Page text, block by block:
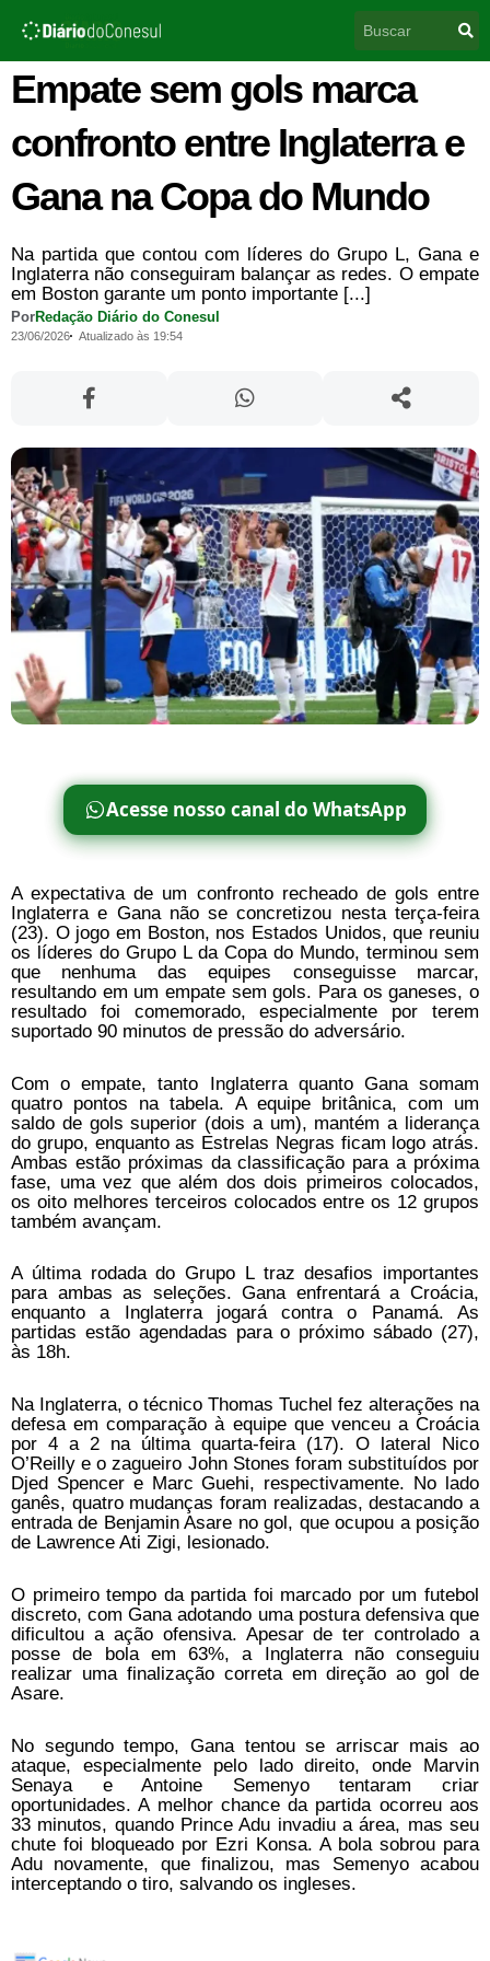
para
conteúdo
Empate sem gols marca
confronto entre Inglaterra e
Gana na Copa do Mundo
Na partida que contou com líderes do Grupo L, Gana e
Inglaterra não conseguiram balançar as redes. O empate
em Boston garante um ponto importante [...]
PorRedação Diário do Conesul
23/06/2026 Atualizado às 19:54
Acesse nosso canal do WhatsApp
A expectativa de um confronto recheado de gols entre
Inglaterra e Gana não se concretizou nesta terça-feira
(23). O jogo em Boston, nos Estados Unidos, que reuniu
os líderes do Grupo L da Copa do Mundo, terminou sem
que nenhuma das equipes conseguisse marcar,
resultando em um empate sem gols. Para os ganeses, o
resultado foi comemorado, especialmente por terem
suportado 90 minutos de pressão do adversário.
Com o empate, tanto Inglaterra quanto Gana somam
quatro pontos na tabela. A equipe britânica, com um
saldo de gols superior (dois a um), mantém a liderança
do grupo, enquanto as Estrelas Negras ficam logo atrás.
Ambas estão próximas da classificação para a próxima
fase, uma vez que além dos dois primeiros colocados,
os oito melhores terceiros colocados entre os 12 grupos
também avançam.
A última rodada do Grupo L traz desafios importantes
para ambas as seleções. Gana enfrentará a Croácia,
enquanto a Inglaterra jogará contra o Panamá. As
partidas estão agendadas para o próximo sábado (27),
às 18h.
Na Inglaterra, o técnico Thomas Tuchel fez alterações na
defesa em comparação à equipe que venceu a Croácia
por 4 a 2 na última quarta-feira (17). O lateral Nico
O’Reilly e o zagueiro John Stones foram substituídos por
Djed Spencer e Marc Guehi, respectivamente. No lado
ganês, quatro mudanças foram realizadas, destacando a
entrada de Benjamin Asare no gol, que ocupou a posição
de Lawrence Ati Zigi, lesionado.
O primeiro tempo da partida foi marcado por um futebol
discreto, com Gana adotando uma postura defensiva que
dificultou a ação ofensiva. Apesar de ter controlado a
posse de bola em 63%, a Inglaterra não conseguiu
realizar uma finalização correta em direção ao gol de
Asare.
No segundo tempo, Gana tentou se arriscar mais ao
ataque, especialmente pelo lado direito, onde Marvin
Senaya e Antoine Semenyo tentaram criar
oportunidades. A melhor chance da partida ocorreu aos
33 minutos, quando Prince Adu invadiu a área, mas seu
chute foi bloqueado por Ezri Konsa. A bola sobrou para
Adu novamente, que finalizou, mas Semenyo acabou
interceptando o tiro, salvando os ingleses.